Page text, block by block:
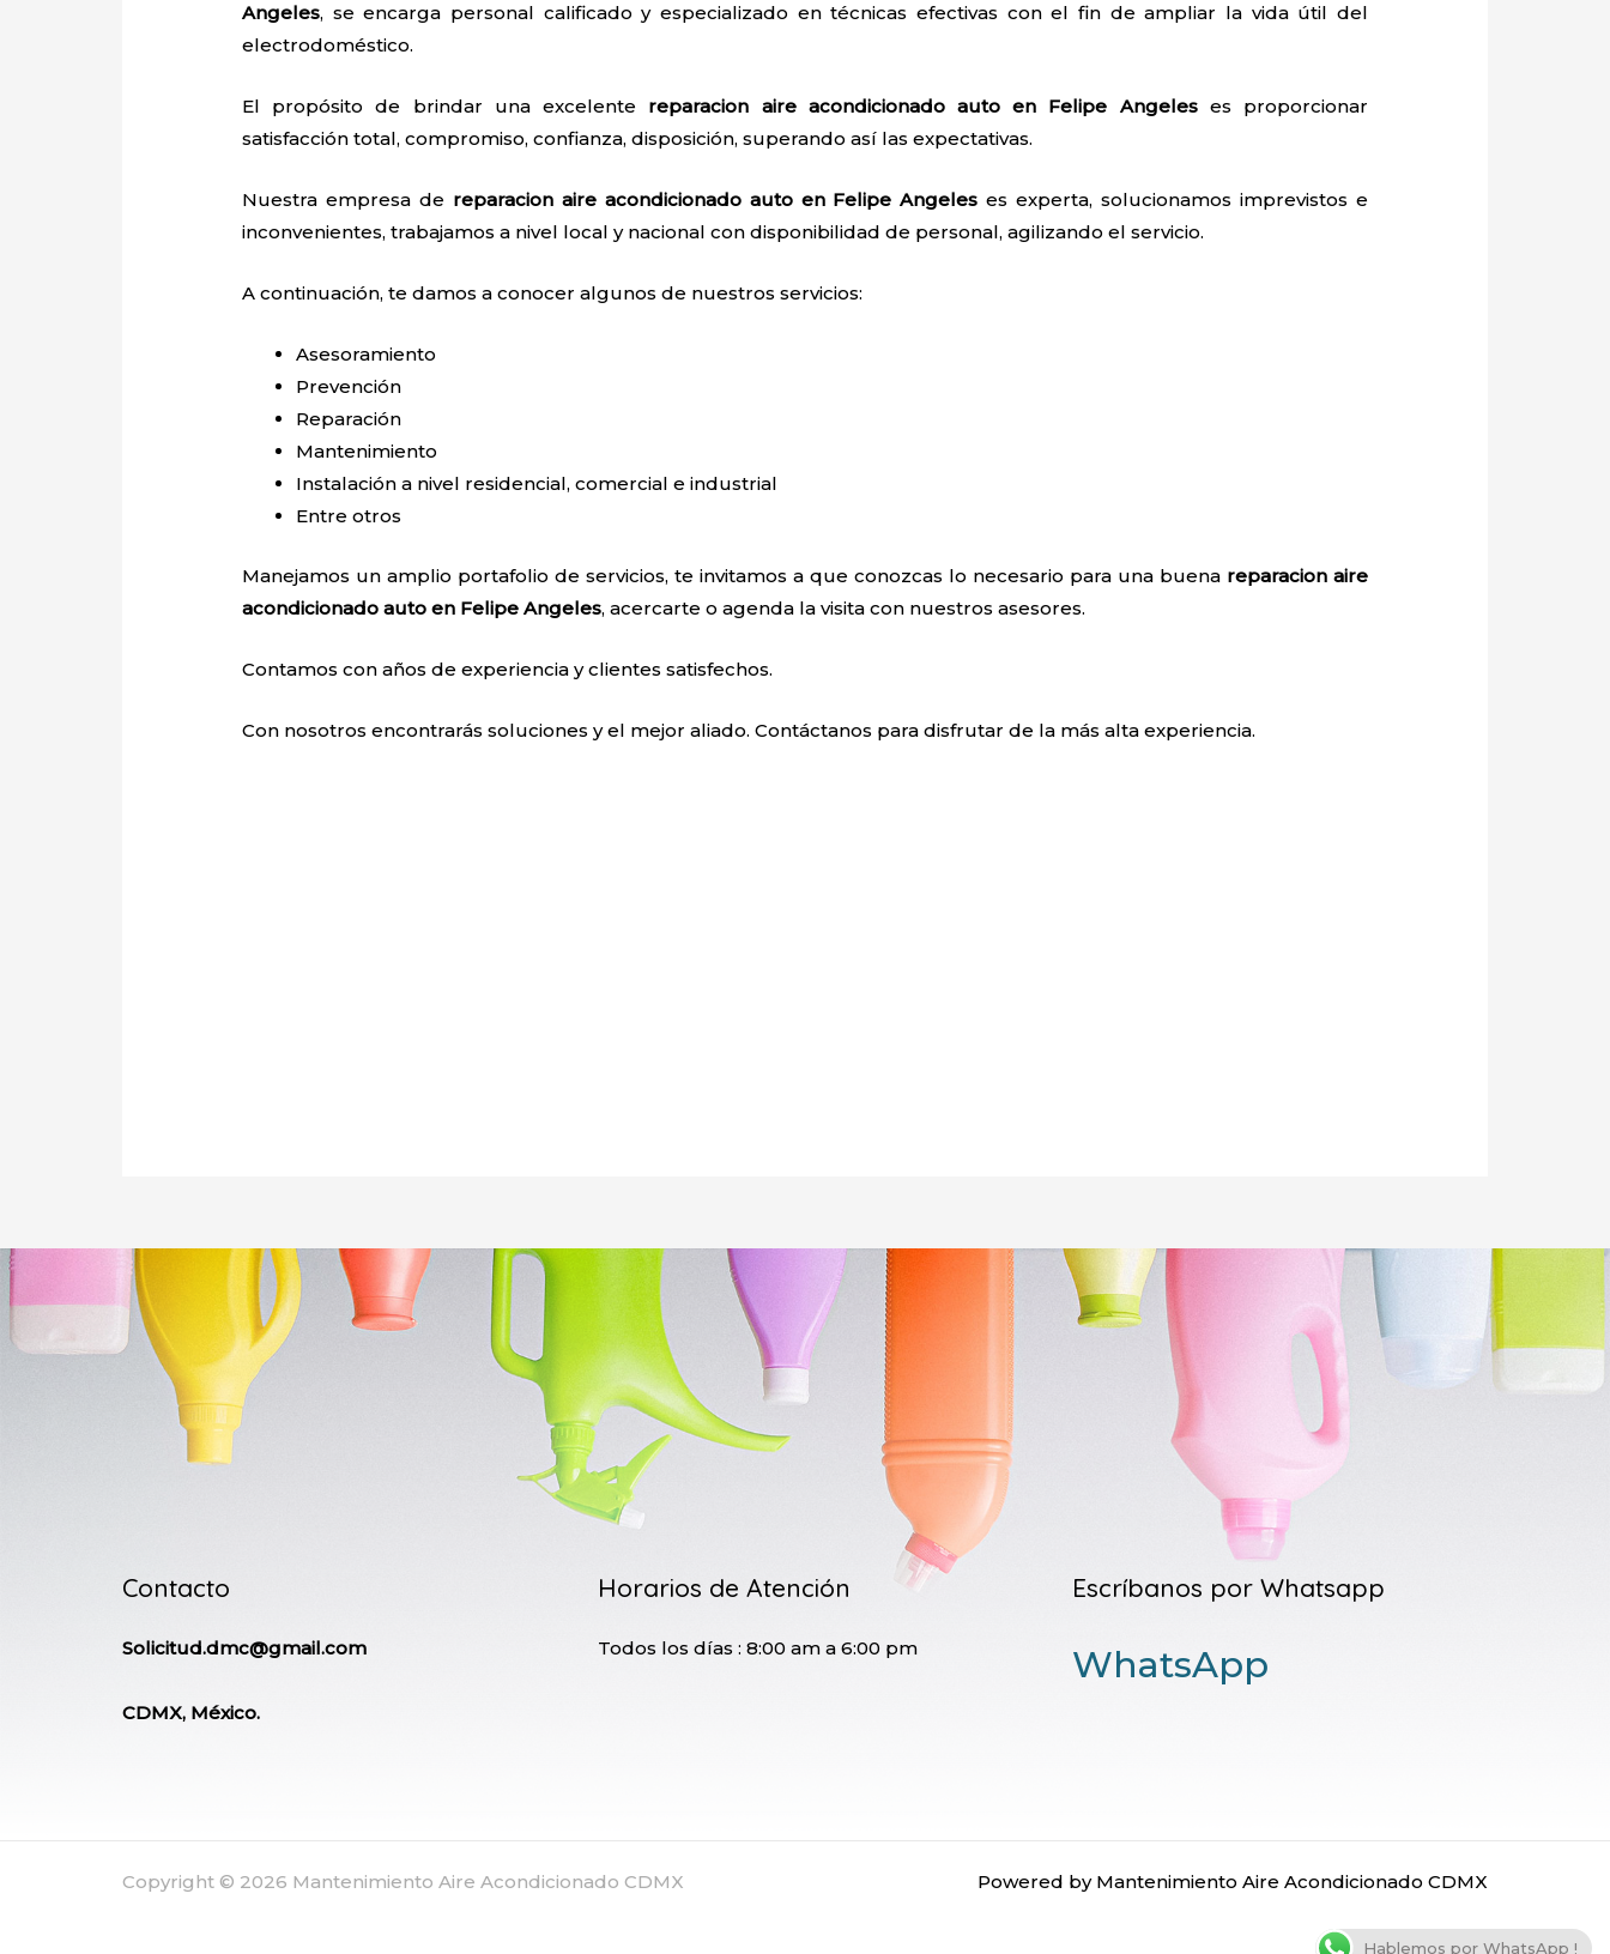
Angeles, se encarga personal calificado y especializado en técnicas efectivas con el fin de ampliar la vida útil del
electrodoméstico.
El propósito de brindar una excelente reparacion aire acondicionado auto en Felipe Angeleses proporcionar
satisfacción total, compromiso, confianza, disposición, superando así las expectativas.
Nuestra empresa de reparacion aire acondicionado auto en Felipe Angeles es experta, solucionamos imprevistos e
inconvenientes, trabajamos a nivel local y nacional con disponibilidad de personal, agilizando el servicio.
A continuación, te damos a conocer algunos de nuestros servicios:
Asesoramiento
Prevención
Reparación
Mantenimiento
Instalación a nivel residencial, comercial e industrial
Entre otros
Manejamos un amplio portafolio de servicios, te invitamos a que conozcas lo necesario para una buena reparacion aire
acondicionado auto en Felipe Angeles, acercarte o agenda la visita con nuestros asesores.
Contamos con años de experiencia y clientes satisfechos.
Con nosotros encontrarás soluciones y el mejor aliado. Contáctanos para disfrutar de la más alta experiencia.
Contacto
Solicitud.dmc@gmail.com
CDMX, México.
Horarios de Atención
Todos los días : 8:00 am a 6:00 pm
Escríbanos por Whatsapp
WhatsApp
Copyright © 2026 Mantenimiento Aire Acondicionado CDMX Powered by Mantenimiento Aire Acondicionado CDMX
Hablemos por WhatsApp !